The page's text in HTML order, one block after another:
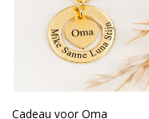
Cadeau voor Oma